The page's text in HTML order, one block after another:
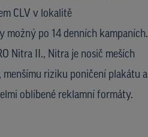
CLV v lokalitě
možný po 14 denních kampaních.
Nitra II., Nitra je nosič meších
riziku poničení plakátu a
oblíbené reklamní formáty.